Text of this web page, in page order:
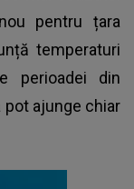
pentru țara
temperaturi
perioadei din
pot ajunge chiar